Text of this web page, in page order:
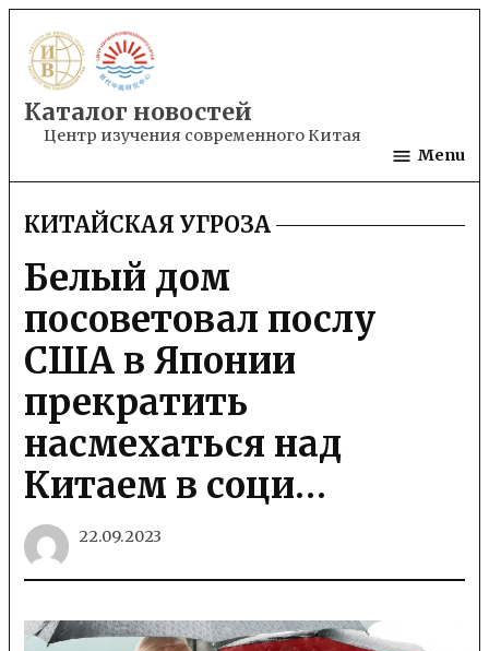
to
content
Каталог новостей
Центр изучения современного Китая
Menu
POSTED
IN
КИТАЙСКАЯ УГРОЗА
Белый дом
посоветовал послу
США в Японии
прекратить
насмехаться над
Китаем в соци…
22.09.2023